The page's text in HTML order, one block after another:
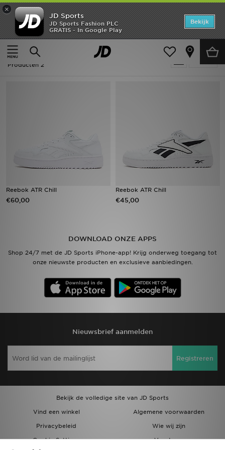
×
JD Sports
JD Sports Fashion PLC
GRATIS - In Google Play
Bekijk
Thuis
Heren
Heren - Reebok ATR Chill
Producten 2
Reebok ATR Chill
€60,00
Reebok ATR Chill
€45,00
DOWNLOAD ONZE APPS
Shop 24/7 met de JD Sports iPhone-app! Krijg onderweg toegang tot
onze nieuwste producten en exclusieve aanbiedingen.
Nieuwsbrief aanmelden
Registreren
Bekijk de volledige site van JD Sports
Vind een winkel
Algemene voorwaarden
Privacybeleid
Wie wij zijn
Cookie Settings
Vacatures
Home
Offers
New In
Sports
Wie wij zijn